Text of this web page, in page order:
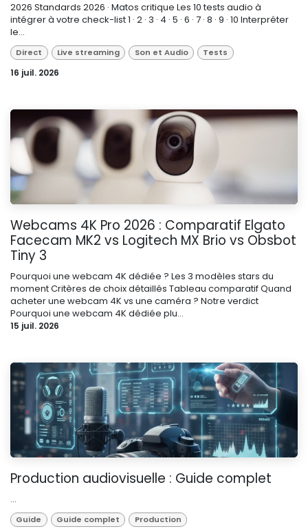
2026 Standards 2026 · Matos critique Les 10 tests audio à
intégrer à votre check-list 1 · 2 · 3 · 4 · 5 · 6 · 7 · 8 · 9 · 10 Interpréter
le...
Direct Live streaming Son et Audio Tests
16 juil. 2026
Webcams 4K Pro 2026 : Comparatif Elgato
Facecam MK2 vs Logitech MX Brio vs Obsbot
Tiny 3
Pourquoi une webcam 4K dédiée ? Les 3 modèles stars du
moment Critères de choix détaillés Tableau comparatif Quand
acheter une webcam 4K vs une caméra ? Notre verdict
Pourquoi une webcam 4K dédiée plu...
15 juil. 2026
Production audiovisuelle : Guide complet
...
Guide Guide complet
Production